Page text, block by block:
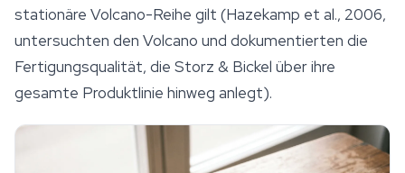
stationäre Volcano-Reihe gilt (Hazekamp et al., 2006,
untersuchten den Volcano und dokumentierten die
Fertigungsqualität, die Storz & Bickel über ihre
gesamte Produktlinie hinweg anlegt).